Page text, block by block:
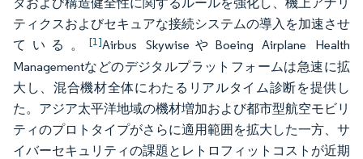
ティクスおよびセキュアな接続システムの導入を加速させ
ている。[1]Airbus SkywiseやBoeing Airplane Health
Managementなどのデジタルプラットフォームは急速に拡
大し、混合機材全体にわたるリアルタイム診断を提供し
た。アジア太平洋地域の機材増加および都市型航空モビリ
ティのプロトタイプがさらに適用範囲を拡大した一方、サ
イバーセキュリティの課題とレトロフィットコストが近期